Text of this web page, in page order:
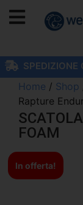
SPEDIZIONE
Home / Shop
Rapture
FOAM
In offerta!